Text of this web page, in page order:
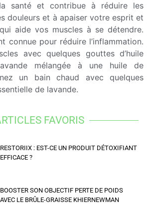
santé et contribue à réduire les
douleurs et à apaiser votre esprit et
aide vos muscles à se détendre.
connue pour réduire l’inflammation.
avec quelques gouttes d’huile
mélangée à une huile de
un bain chaud avec quelques
de lavande.
FAVORIS
RESTORIIX : EST-CE UN PRODUIT DÉTOXIFIANT
EFFICACE ?
BOOSTER SON OBJECTIF PERTE DE POIDS
AVEC LE BRÛLE-GRAISSE KHIERNEWMAN